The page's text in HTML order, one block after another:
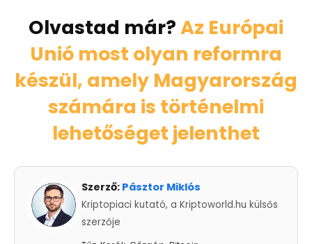
Olvastad már?Az Európai
Unió most olyan reformra
készül, amely Magyarország
számára is történelmi
lehetőséget jelenthet
Szerző: Pásztor Miklós
Kriptopiaci kutató, a Kriptoworld.hu külsős
szerzője